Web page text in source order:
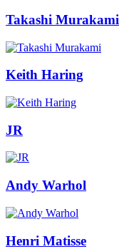
Takashi Murakami
Keith Haring
JR
Andy Warhol
Henri Matisse